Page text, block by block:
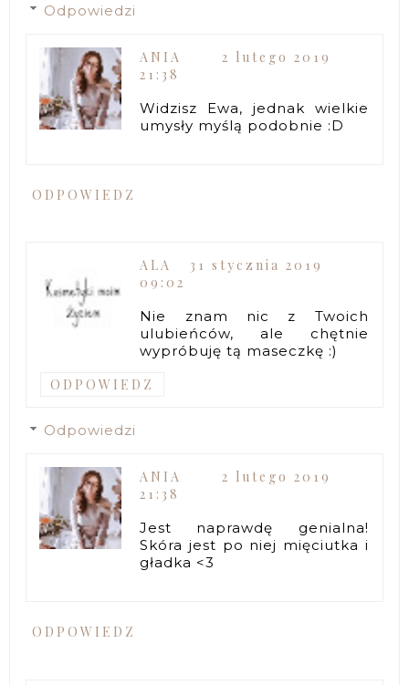
Odpowiedzi
ANIA
2 lutego 2019
21:38
Widzisz Ewa, jednak wielkie
umysły myślą podobnie :D
ODPOWIEDZ
ALA
31 stycznia 2019
09:02
Nie znam nic z Twoich
ulubieńców, ale chętnie
wypróbuję tą maseczkę :)
ODPOWIEDZ
Odpowiedzi
ANIA
2 lutego 2019
21:38
Jest naprawdę genialna!
Skóra jest po niej mięciutka i
gładka <3
ODPOWIEDZ